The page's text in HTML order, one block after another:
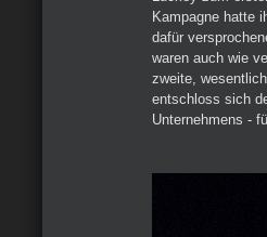
Kampagne hatte
dafür
waren auch wie
zweite,
entschloss sich
Unternehmens -